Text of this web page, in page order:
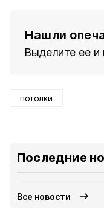
Нашли
Выделите ее и
потолки
Последние
Все новости